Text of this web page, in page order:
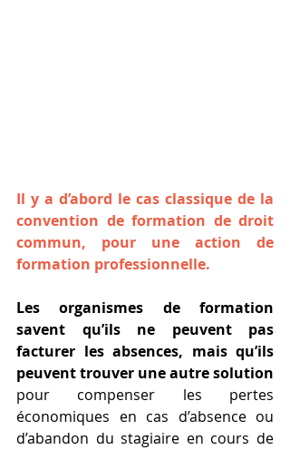
Il y a d’abord le cas classique de la
convention de formation de droit
commun, pour une action de
formation professionnelle.
Les organismes de formation
savent qu’ils ne peuvent pas
facturer les absences, mais qu’ils
peuvent trouver une autre solution
pour compenser les pertes
économiques en cas d’absence ou
d’abandon du stagiaire en cours de